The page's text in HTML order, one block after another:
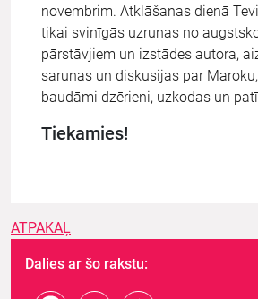
novembrim. Atklāšanas dienā
tikai svinīgās uzrunas no
pārstāvjiem un izstādes autora,
sarunas un diskusijas par
baudāmi dzērieni, uzkodas un
Tiekamies!
ATPAKAĻ
Dalies ar šo rakstu: